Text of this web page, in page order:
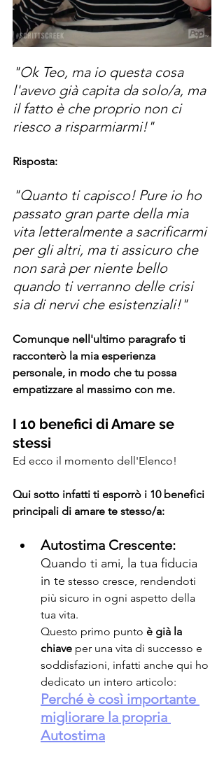
"Ok Teo, ma io questa cosa
l'avevo già capita da solo/a, ma
il fatto è che proprio non ci
riesco a risparmiarmi!"
Risposta:
"Quanto ti capisco! Pure io ho
passato gran parte della mia
vita letteralmente a sacrificarmi
per gli altri, ma ti assicuro che
non sarà per niente bello
quando ti verranno delle crisi
sia di nervi che esistenziali!"
Comunque nell'ultimo paragrafo ti
racconterò la mia esperienza
personale, in modo che tu possa
empatizzare al massimo con me.
I 10 benefici di Amare se
stessi
Ed ecco il momento dell'Elenco!
Qui sotto infatti ti esporrò i 10 benefici
principali di amare te stesso/a:
Autostima Crescente:
Quando ti ami, la tua fiducia
in te stesso cresce, rendendoti
più sicuro in ogni aspetto della
tua vita.
Questo primo punto è già la
chiave per una vita di successo e
soddisfazioni, infatti anche qui ho
dedicato un intero articolo:
Perché è così importante
migliorare la propria
Autostima